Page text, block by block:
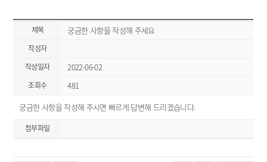
제목 궁금한 사항을 작성해 주세요
작성자
작성일자
2022-06-02
조회수
481
궁금한 사항을 작성해 주시면 빠르게 답변해 드리겠습니다.
첨부파일